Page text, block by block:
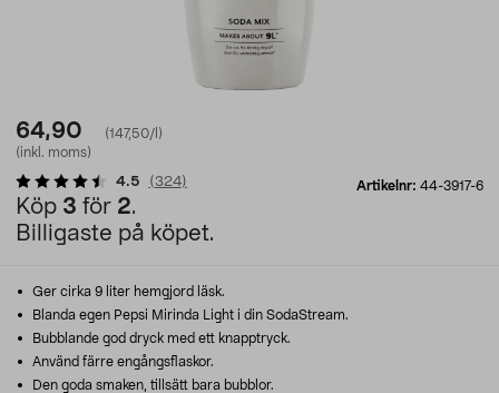
64,90
(147,50/l)
(inkl. moms)
Artikelnr: 44-3917-6
4.5 (324)
Köp 3 för 2.
Billigaste på köpet.
Ger cirka 9 liter hemgjord läsk.
Blanda egen Pepsi Mirinda Light i din SodaStream.
Bubblande god dryck med ett knapptryck.
Använd färre engångsflaskor.
Den goda smaken, tillsätt bara bubblor.